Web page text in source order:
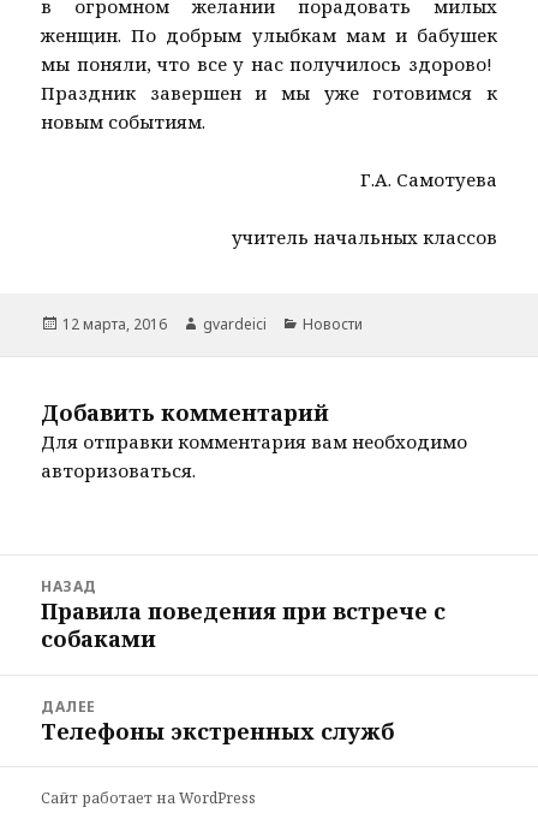
в огромном желании порадовать милых
женщин. По добрым улыбкам мам и бабушек
мы поняли, что все у нас получилось здорово!
Праздник завершен и мы уже готовимся к
новым событиям.
Г.А. Самотуева
учитель начальных классов
Опубликовано
12 марта, 2016 Автор
gvardeici Рубрики
Новости
Добавить комментарий
Для отправки комментария вам необходимо
авторизоваться.
записям
НАЗАД
Предыдущая
запись:
Правила поведения при встрече с
собаками
ДАЛЕЕ
Следующая
Телефоны экстренных служб
Сайт работает на WordPress